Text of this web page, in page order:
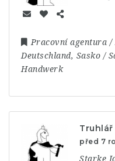
Pracovní agentura /
Deutschland, Sasko /
Handwerk
Truhlář
před 7
Starke